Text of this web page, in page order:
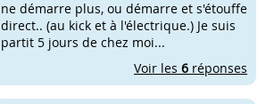
ne démarre plus, ou démarre et s'étouffe
direct.. (au kick et à l'électrique.) Je suis
partit 5 jours de chez moi...
Voir les 6 réponses